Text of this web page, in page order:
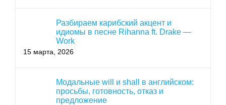
Разбираем карибский акцент и
идиомы в песне Rihanna ft. Drake —
Work
15 марта, 2026
Модальные will и shall в английском:
просьбы, готовность, отказ и
предложение